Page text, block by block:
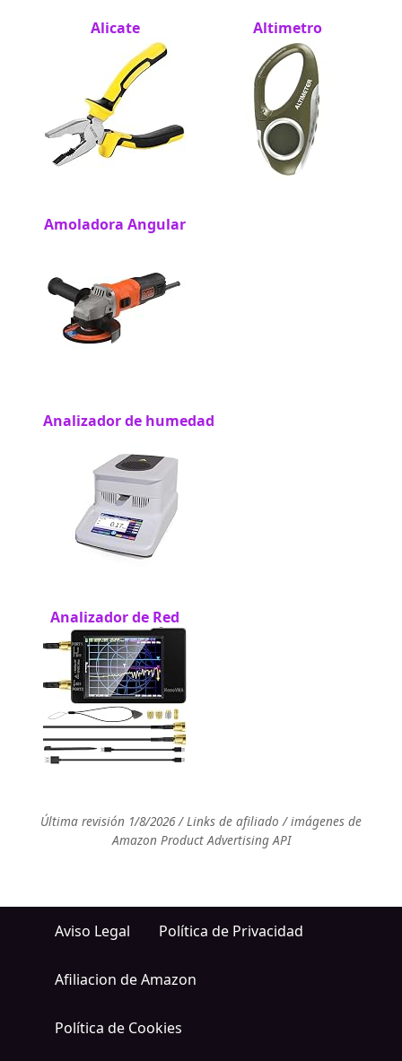
Alicate Altimetro
Amoladora Angular
Analizador de humedad
Analizador de Red
Última revisión 1/8/2026 / Links de afiliado / imágenes de
Amazon Product Advertising API
Aviso Legal Política de Privacidad
Afiliacion de Amazon
Política de Cookies